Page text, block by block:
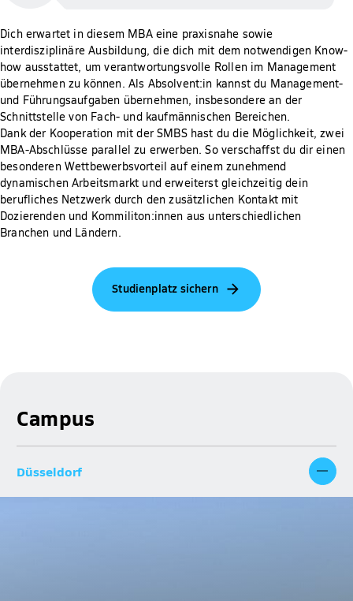
Dich erwartet in diesem MBA eine praxisnahe sowie
interdisziplinäre Ausbildung, die dich mit dem notwendigen Know-
how ausstattet, um verantwortungsvolle Rollen im Management
übernehmen zu können. Als Absolvent:in kannst du Management-
und Führungsaufgaben übernehmen, insbesondere an der
Schnittstelle von Fach- und kaufmännischen Bereichen.
Dank der Kooperation mit der SMBS hast du die Möglichkeit, zwei
MBA-Abschlüsse parallel zu erwerben. So verschaffst du dir einen
besonderen Wettbewerbsvorteil auf einem zunehmend
dynamischen Arbeitsmarkt und erweiterst gleichzeitig dein
berufliches Netzwerk durch den zusätzlichen Kontakt mit
Dozierenden und Kommiliton:innen aus unterschiedlichen
Branchen und Ländern.
Studienplatz sichern
Campus
Düsseldorf